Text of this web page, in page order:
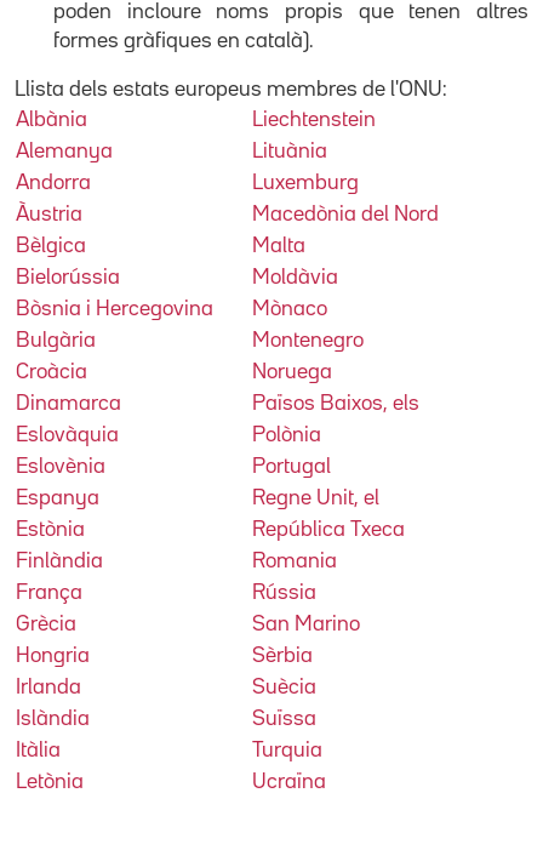
poden incloure noms propis que tenen altres
formes gràfiques en català).
Llista dels estats europeus membres de l'ONU:
Albània
Liechtenstein
Alemanya
Lituània
Andorra
Luxemburg
Àustria
Macedònia del Nord
Bèlgica
Malta
Bielorússia
Moldàvia
Bòsnia i Hercegovina
Mònaco
Bulgària
Montenegro
Croàcia
Noruega
Dinamarca
Països Baixos, els
Eslovàquia
Polònia
Eslovènia
Portugal
Espanya
Regne Unit, el
Estònia
República Txeca
Finlàndia
Romania
França
Rússia
Grècia
San Marino
Hongria
Sèrbia
Irlanda
Suècia
Islàndia
Suïssa
Itàlia
Turquia
Letònia
Ucraïna